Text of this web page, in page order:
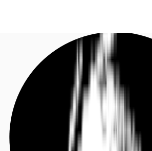
Investieren
Marktinformationen
Coworking
Jetzt anrufen Kontaktieren Sie uns